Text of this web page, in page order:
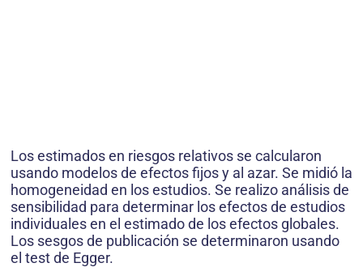
Los estimados en riesgos relativos se calcularon
usando modelos de efectos fijos y al azar. Se midió la
homogeneidad en los estudios. Se realizo análisis de
sensibilidad para determinar los efectos de estudios
individuales en el estimado de los efectos globales.
Los sesgos de publicación se determinaron usando
el test de Egger.